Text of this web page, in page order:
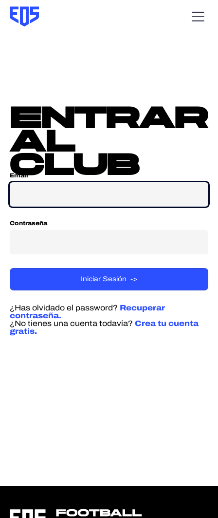
entrar
al
club
Email
Contraseña
¿Has olvidado el password? Recuperar
contraseña.
¿No tienes una cuenta todavía? Crea tu cuenta
gratis.